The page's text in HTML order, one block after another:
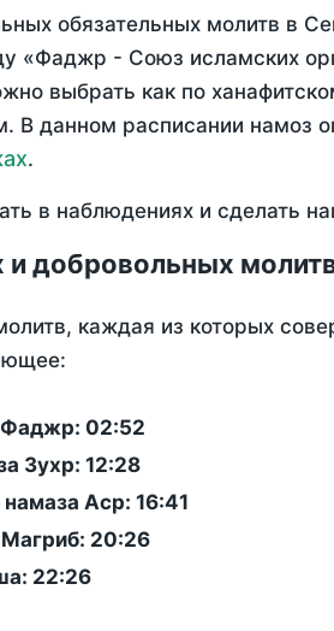
обязательных молитв в
«Фаджр - Союз исламских
выбрать как по
В данном расписании намоз
.
в наблюдениях и сделать
и добровольных
каждая из которых
Фаджр: 02:52
Зухр: 12:28
намаза Аср: 16:41
20:26
22:26